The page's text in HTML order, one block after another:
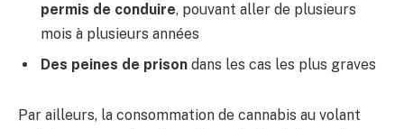
permis de conduire, pouvant aller de plusieurs
mois à plusieurs années
Des peines de prison dans les cas les plus graves
Par ailleurs, la consommation de cannabis au volant